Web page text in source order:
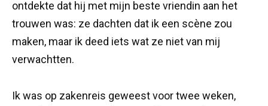
ontdekte dat hij met mijn beste vriendin aan het
trouwen was: ze dachten dat ik een scène zou
maken, maar ik deed iets wat ze niet van mij
verwachtten.
Ik was op zakenreis geweest voor twee weken,